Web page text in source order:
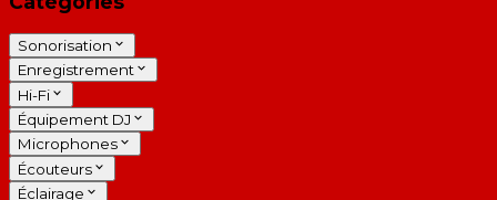
Sonorisation
Enregistrement
Hi-Fi
Équipement DJ
Microphones
Écouteurs
Éclairage